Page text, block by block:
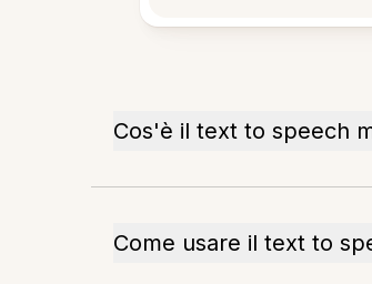
Cos'è il text to speech
Come usare il text to